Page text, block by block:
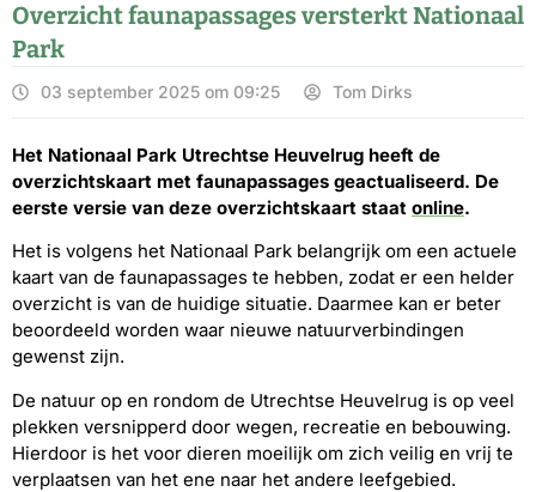
Overzicht faunapassages versterkt Nationaal
Park
03 september 2025 om 09:25 Tom Dirks
Het Nationaal Park Utrechtse Heuvelrug heeft de
overzichtskaart met faunapassages geactualiseerd. De
eerste versie van deze overzichtskaart staat online.
Het is volgens het Nationaal Park belangrijk om een actuele
kaart van de faunapassages te hebben, zodat er een helder
overzicht is van de huidige situatie. Daarmee kan er beter
beoordeeld worden waar nieuwe natuurverbindingen
gewenst zijn.
De natuur op en rondom de Utrechtse Heuvelrug is op veel
plekken versnipperd door wegen, recreatie en bebouwing.
Hierdoor is het voor dieren moeilijk om zich veilig en vrij te
verplaatsen van het ene naar het andere leefgebied.